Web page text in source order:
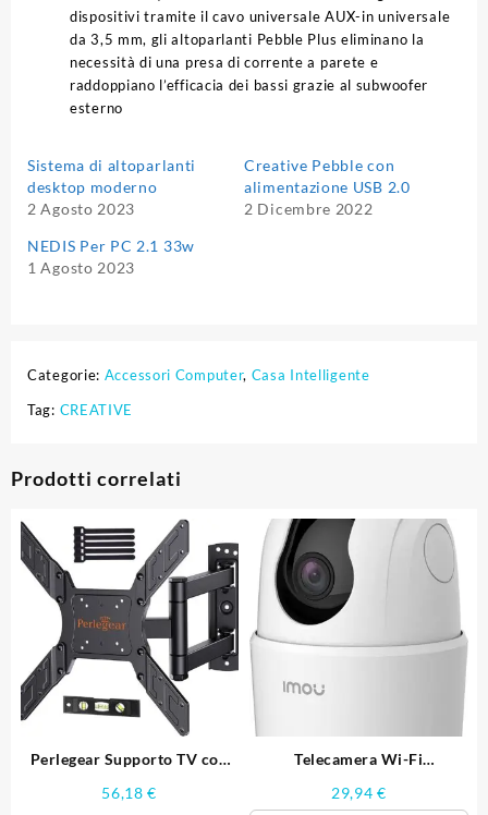
dispositivi tramite il cavo universale AUX-in universale
da 3,5 mm, gli altoparlanti Pebble Plus eliminano la
necessità di una presa di corrente a parete e
raddoppiano l’efficacia dei bassi grazie al subwoofer
esterno
Sistema di altoparlanti
desktop moderno
2 Agosto 2023
Creative Pebble con
alimentazione USB 2.0
2 Dicembre 2022
NEDIS Per PC 2.1 33w
1 Agosto 2023
Categorie: Accessori Computer, Casa Intelligente
Tag: CREATIVE
Prodotti correlati
Perlegear Supporto TV con
56,18€
Telecamera Wi-Fi
29,94€